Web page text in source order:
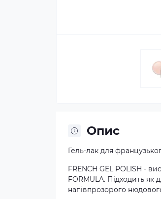
Опис
Гель-лак для
FRENCH GEL POLISH -
FORMULA. Підходить як
напівпрозорого